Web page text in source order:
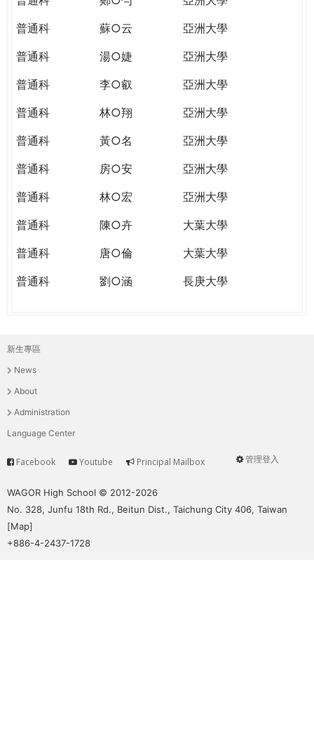
普通科
蘇○云
亞洲大學
普通科
湯○婕
亞洲大學
普通科
李○叡
亞洲大學
普通科
林○翔
亞洲大學
普通科
黃○名
亞洲大學
普通科
房○安
亞洲大學
普通科
林○宏
亞洲大學
普通科
陳○卉
大葉大學
普通科
唐○倫
大葉大學
普通科
劉○涵 長庚大學
主
選
單
新生專區
News
About
Administration
Language Center
User
管理登入
Service
Facebook Youtube Principal Mailbox
WAGOR High School © 2012-2026
No. 328, Junfu 18th Rd., Beitun Dist., Taichung City 406, Taiwan
[Map]
+886-4-2437-1728